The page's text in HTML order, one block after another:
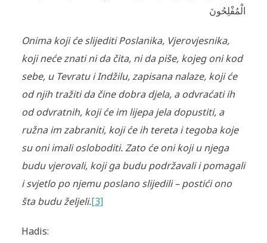
الْمُفْلِحُونَ
Onima koji će slijediti Poslanika, Vjerovjesnika,
koji neće znati ni da čita, ni da piše, kojeg oni kod
sebe, u Tevratu i Indžilu, zapisana nalaze, koji će
od njih tražiti da čine dobra djela, a odvraćati ih
od odvratnih, koji će im lijepa jela dopustiti, a
ružna im zabraniti, koji će ih tereta i tegoba koje
su oni imali osloboditi. Zato će oni koji u njega
budu vjerovali, koji ga budu podržavali i pomagali
i svjetlo po njemu poslano slijedili – postići ono
šta budu željeli.[3]
Hadis: